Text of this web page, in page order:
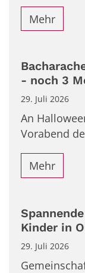
Mehr
- noch 3
29. Juli 2026
An
Vorabend
Mehr
Kinder in
29. Juli 2026